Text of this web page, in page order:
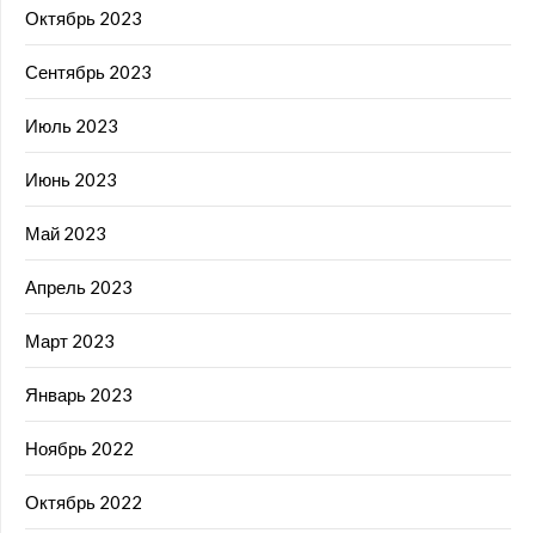
Октябрь 2023
Сентябрь 2023
Июль 2023
Июнь 2023
Май 2023
Апрель 2023
Март 2023
Январь 2023
Ноябрь 2022
Октябрь 2022